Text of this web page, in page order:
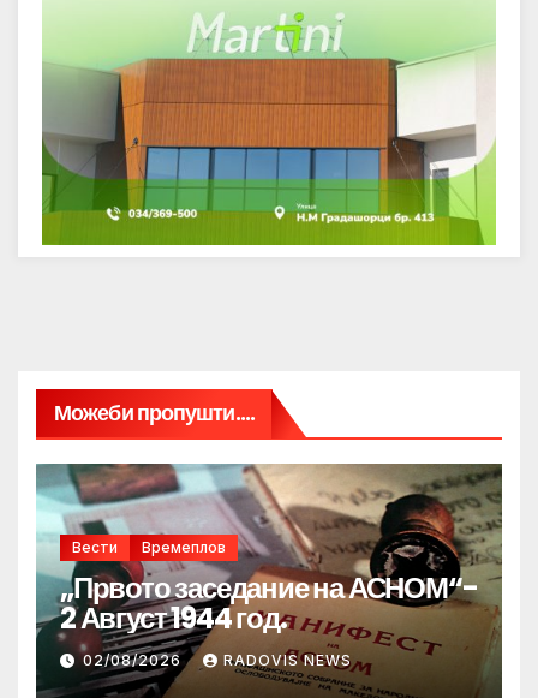
Можеби пропушти....
Вести Времеплов
„Првото заседание на АСНОМ“-
2 Август 1944 год.
02/08/2026 RADOVIS NEWS